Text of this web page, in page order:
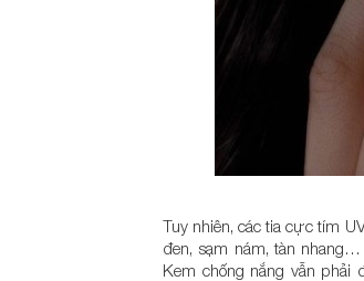
Tuy nhiên, các tia cực tím
đen, sạm nám, tàn
Kem chống nắng vẫn phải